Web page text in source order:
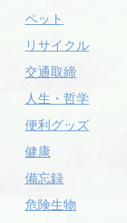
ペット
リサイクル
交通取締
人生・哲学
便利グッズ
健康
備忘録
危険生物